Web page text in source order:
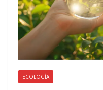
ECOLOGÍA